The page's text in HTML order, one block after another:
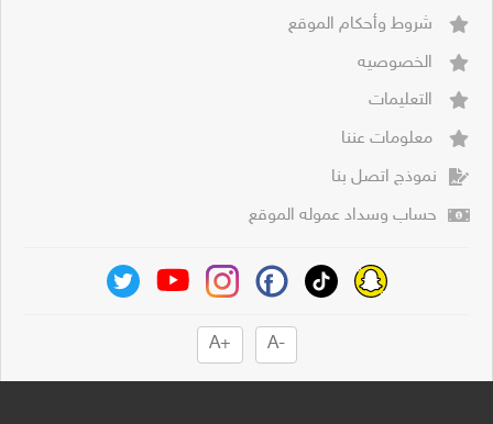
شروط وأحكام الموقع
الخصوصيه
التعليمات
معلومات عننا
نموذج اتصل بنا
حساب وسداد عموله الموقع
-A
+A